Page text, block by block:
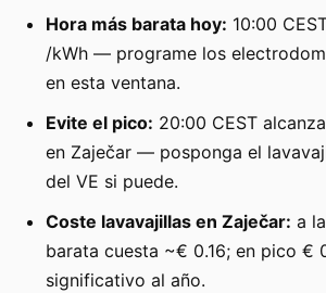
Hora más barata hoy: 10:00
/kWh — programe los
en esta ventana.
Evite el pico: 20:00 CEST
en Zaječar — posponga el
del VE si puede.
Coste lavavajillas en Zaječar: a
barata cuesta ~€ 0.16; en pico €
significativo al año.